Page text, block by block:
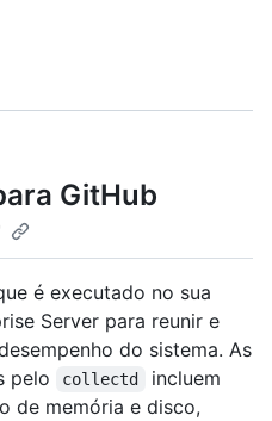
GitHub
é executado no sua
Server para reunir e
do sistema. As
pelo
collectd
incluem
de memória e disco,